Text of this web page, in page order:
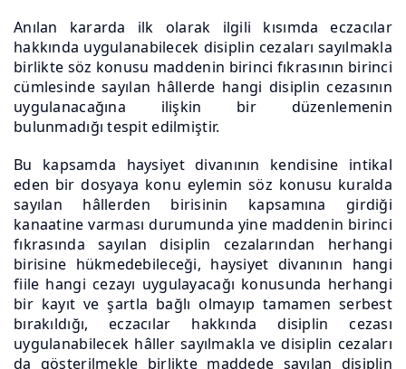
Anılan kararda ilk olarak ilgili kısımda eczacılar
hakkında uygulanabilecek disiplin cezaları sayılmakla
birlikte söz konusu maddenin birinci fıkrasının birinci
cümlesinde sayılan hâllerde hangi disiplin cezasının
uygulanacağına ilişkin bir düzenlemenin
bulunmadığı tespit edilmiştir.
Bu kapsamda haysiyet divanının kendisine intikal
eden bir dosyaya konu eylemin söz konusu kuralda
sayılan hâllerden birisinin kapsamına girdiği
kanaatine varması durumunda yine maddenin birinci
fıkrasında sayılan disiplin cezalarından herhangi
birisine hükmedebileceği, haysiyet divanının hangi
fiile hangi cezayı uygulayacağı konusunda herhangi
bir kayıt ve şartla bağlı olmayıp tamamen serbest
bırakıldığı, eczacılar hakkında disiplin cezası
uygulanabilecek hâller sayılmakla ve disiplin cezaları
da gösterilmekle birlikte maddede sayılan disiplin